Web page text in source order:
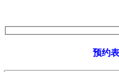
预约